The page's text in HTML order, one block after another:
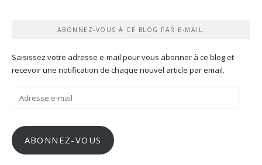
ABONNEZ-VOUS À CE BLOG PAR E-MAIL.
Saisissez votre adresse e-mail pour vous abonner à ce blog et
recevoir une notification de chaque nouvel article par email.
Adresse
ABONNEZ-VOUS